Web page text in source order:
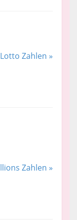
Lotto Zahlen »
Zahlen »